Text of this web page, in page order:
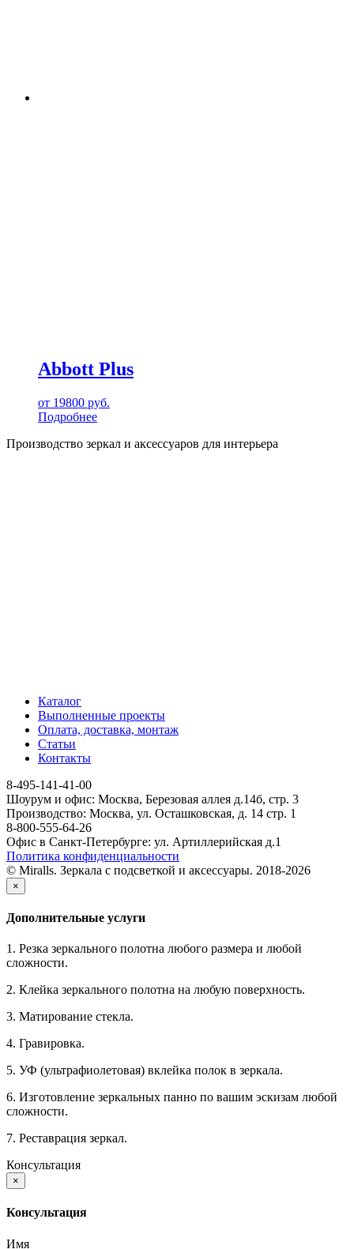
Abbott Plus
от 19800 руб.
Подробнее
Производство зеркал и аксессуаров для интерьера
Каталог
Выполненные проекты
Оплата, доставка, монтаж
Статьи
Контакты
8-495-141-41-00
Шоурум и офис: Москва, Березовая аллея д.14б, стр. 3
Производство: Москва, ул. Осташковская, д. 14 стр. 1
8-800-555-64-26
Офис в Санкт-Петербурге: ул. Артиллерийская д.1
Политика конфиденциальности
© Miralls. Зеркала с подсветкой и аксессуары. 2018-2026
×
Дополнительные услуги
1. Резка зеркального полотна любого размера и любой
сложности.
2. Клейка зеркального полотна на любую поверхность.
3. Матирование стекла.
4. Гравировка.
5. УФ (ультрафиолетовая) вклейка полок в зеркала.
6. Изготовление зеркальных панно по вашим эскизам любой
сложности.
7. Реставрация зеркал.
Консультация
×
Консультация
Имя